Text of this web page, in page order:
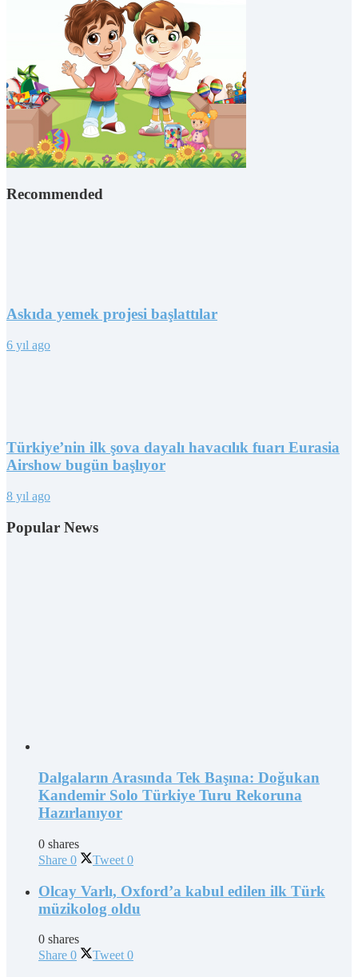
Recommended
Askıda yemek projesi başlattılar
6 yıl ago
Türkiye’nin ilk şova dayalı havacılık fuarı Eurasia
Airshow bugün başlıyor
8 yıl ago
Popular News
Dalgaların Arasında Tek Başına: Doğukan
Kandemir Solo Türkiye Turu Rekoruna
Hazırlanıyor
0 shares
Share 0 Tweet 0
Olcay Varlı, Oxford’a kabul edilen ilk Türk
müzikolog oldu
0 shares
Share 0 Tweet 0